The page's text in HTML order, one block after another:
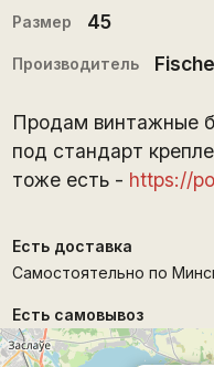
Размер 45
Производитель
Продам винтажные
под стандарт
тоже есть - https://
Есть доставка
Самостоятельно по
Есть самовывоз